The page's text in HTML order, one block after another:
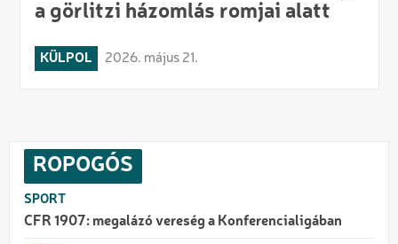
a görlitzi házomlás romjai alatt
KÜLPOL 2026. május 21.
ROPOGÓS
SPORT
CFR 1907: megalázó vereség a Konferencialigában